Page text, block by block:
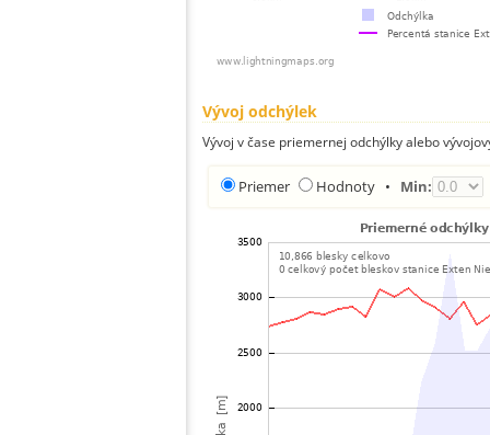
Vývoj odchýlek
Vývoj v čase priemernej odchýlky alebo
Priemer Hodnoty • Min: